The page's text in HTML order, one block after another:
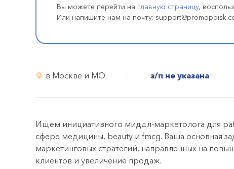
Вы можете перейти на главную страницу,
Или напишите нам на почту:
в Москве и МО з/п не указана
Ищем инициативного миддл-маркетолога для
сфере медицины, beauty и fmcg. Ваша основная
маркетинговых стратегий, направленных на
клиентов и увеличение продаж.